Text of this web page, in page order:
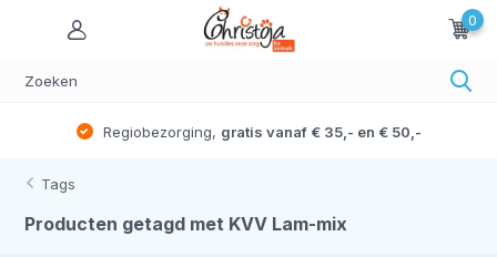
0
Regiobezorging, gratis vanaf € 35,- en € 50,-
Tags
Producten getagd met KVV Lam-mix